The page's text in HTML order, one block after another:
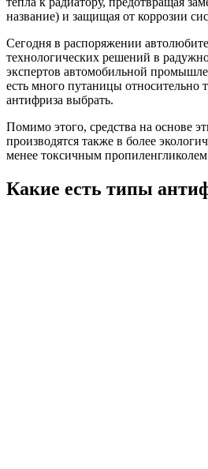
название) и защищая от коррозии
Сегодня в распоряжении
технологических решений в
экспертов автомобильной
есть много путаницы относительно
антифриза выбрать.
Помимо этого, средства на основе
производятся также в более
менее токсичным
Какие есть типы